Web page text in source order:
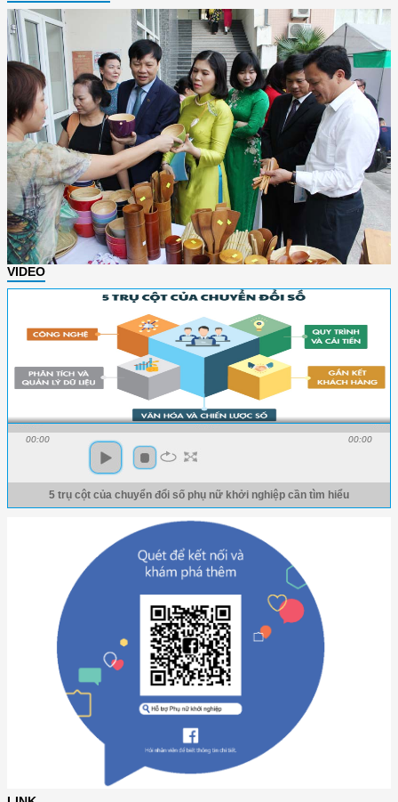
VIDEO
00:00 00:00
5 trụ cột của chuyển đổi số phụ nữ khởi nghiệp cần tìm hiểu